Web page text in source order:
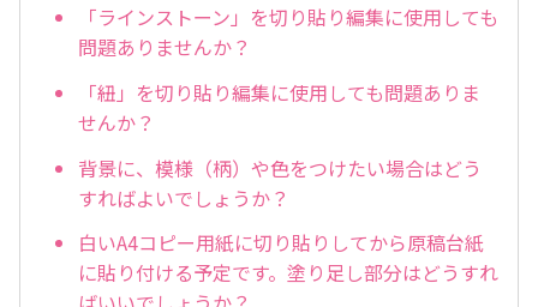
「ラインストーン」を切り貼り編集に使用しても
問題ありませんか？
「紐」を切り貼り編集に使用しても問題ありま
せんか？
背景に、模様（柄）や色をつけたい場合はどう
すればよいでしょうか？
白いA4コピー用紙に切り貼りしてから原稿台紙
に貼り付ける予定です。塗り足し部分はどうすれ